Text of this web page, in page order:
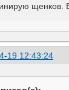
щенков.
19 12:43:24